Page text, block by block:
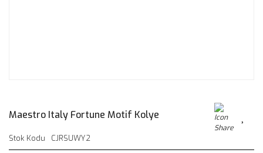
Maestro Italy Fortune Motif Kolye
Stok Kodu CJRSUWY2